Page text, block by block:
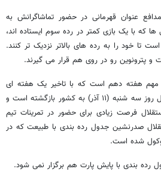
عنوان قهرمانی در حضور تماشاگرانش به
که با یک بازی کمتر در رده سوم ایستاده اند،
تا خود را به رده های بالاتر نزدیک تر کنند.
و پترونوین رو در روی هم قرار می گیرند.
مهم هفته دهم است که با تاخیر یک هفته ای
برگزار می شود. تیم ملی بسکتبال روز سه شنبه (۱۱ آذر) به کشور بازگشته است و
پوش استقلال فرصت زیادی برای حضور در تمرینات تیم
صدرنشین جدول رده بندی با طبیعت که در
رده بندی با پایش پارت هم برگزار نمی شود.